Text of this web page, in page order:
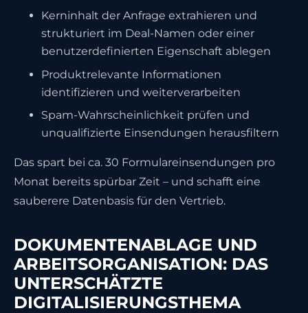
Kerninhalt der Anfrage extrahieren und
strukturiert im Deal-Namen oder einer
benutzerdefinierten Eigenschaft ablegen
Produktrelevante Informationen
identifizieren und weiterverarbeiten
Spam-Wahrscheinlichkeit prüfen und
unqualifizierte Einsendungen herausfiltern
Das spart bei ca. 30 Formulareinsendungen pro
Monat bereits spürbar Zeit – und schafft eine
sauberere Datenbasis für den Vertrieb.
DOKUMENTENABLAGE UND
ARBEITSORGANISATION: DAS
UNTERSCHÄTZTE
DIGITALISIERUNGSTHEMA